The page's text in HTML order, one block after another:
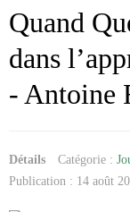
Quand
dans
- Antoine
Détails Catégorie :
Publication : 14 août